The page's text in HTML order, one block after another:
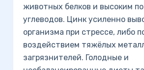
животных белков и высоким
углеводов. Цинк усиленно
организма при стрессе, либо
воздействием тяжёлых
загрязнителей. Голодные и